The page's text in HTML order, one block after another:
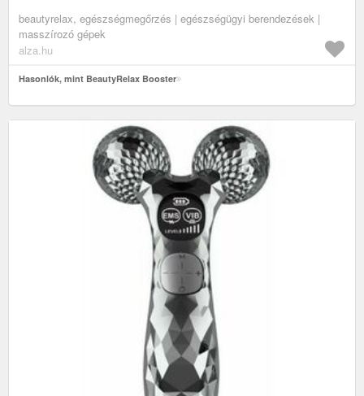
beautyrelax, egészségmegőrzés | egészségügyi berendezések |
masszírozó gépek
alza.hu
Hasonlók, mint BeautyRelax Booster